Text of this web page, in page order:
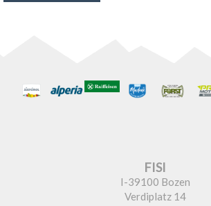
FISI
I-39100 Bozen
Verdiplatz 14